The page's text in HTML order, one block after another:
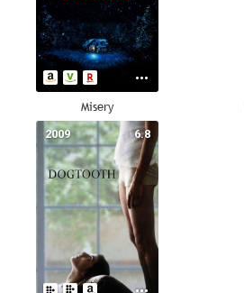
Misery
6.8
2009